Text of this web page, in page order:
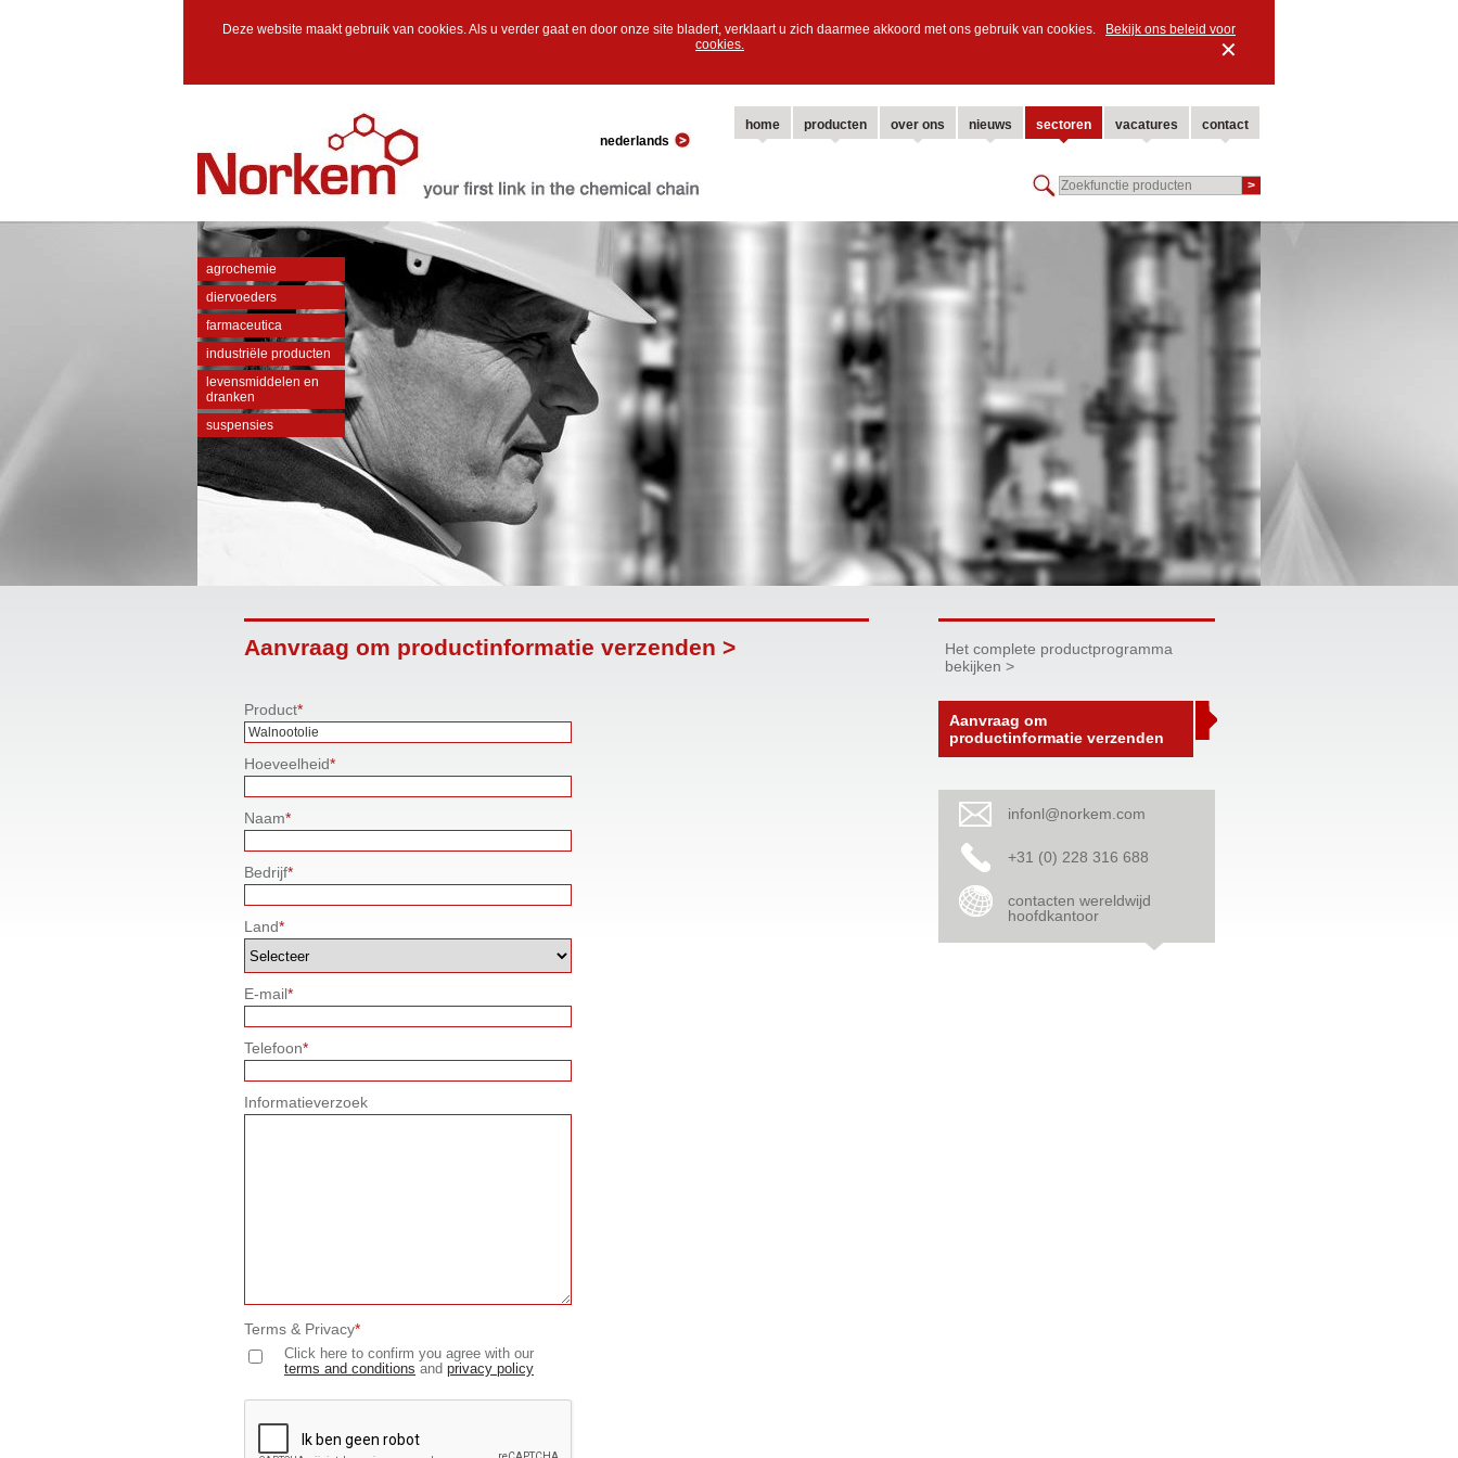
Deze website maakt gebruik van cookies. Als u verder gaat en door onze site bladert, verklaart u zich daarmee akkoord met ons gebruik van cookies.
Bekijk ons beleid voor
cookies.
✕
home producten over ons nieuws sectoren vacatures
contact
nederlands
agrochemie
diervoeders
farmaceutica
industriële producten
levensmiddelen en
dranken
suspensies
Aanvraag om productinformatie verzenden >
Product*
Hoeveelheid*
Naam*
Bedrijf*
Land*
E-mail*
Telefoon*
Informatieverzoek
Terms & Privacy*
Click here to confirm you agree with our
terms and conditions and privacy policy
Het complete productprogramma
bekijken >
Aanvraag om
productinformatie verzenden
infonl@norkem.com
+31 (0) 228 316 688
contacten wereldwijd
hoofdkantoor